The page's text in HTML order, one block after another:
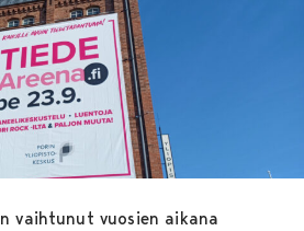
vaihtunut vuosien aikana